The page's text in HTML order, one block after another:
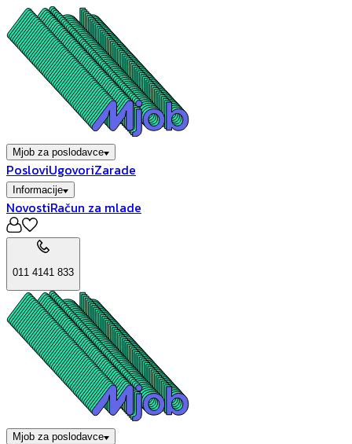
Mjob za poslodavce
PosloviUgovoriZarade
Informacije
NovostiRačun za mlade
011 4141 833
Mjob za poslodavce